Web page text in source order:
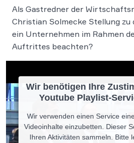
Als Gastredner der
Christian Solmecke Stellung zu
ein Unternehmen im Rahmen
Auftrittes beachten?
Wir benötigen Ihre
Youtube Playlist-
Wir verwenden einen Service
Videoinhalte einzubetten. Dieser
Ihren Aktivitäten sammeln. Bitte